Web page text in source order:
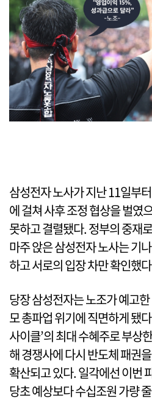
삼성전자 노사가 지난 11일부
에 걸쳐 사후 조정 협상을 벌였
못하고 결렬됐다. 정부의 중재
마주 앉은 삼성전자 노사는 기
하고 서로의 입장 차만 확인했
당장 삼성전자는 노조가 예고
모 총파업 위기에 직면하게 됐
사이클’의 최대 수혜주로 부상
해 경쟁사에 다시 반도체 패권
확산되고 있다. 일각에선 이번
당초 예상보다 수십조원 가량